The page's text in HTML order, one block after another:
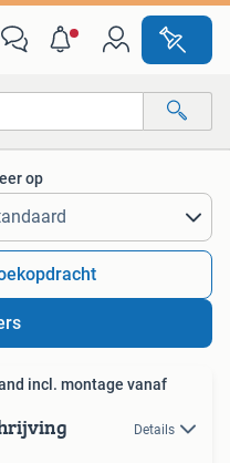
op
incl. montage vanaf
Details